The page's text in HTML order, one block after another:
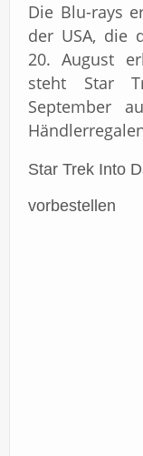
Die Blu-rays
der USA, die
20. August
steht Star
September
Star Trek Into
vorbestellen